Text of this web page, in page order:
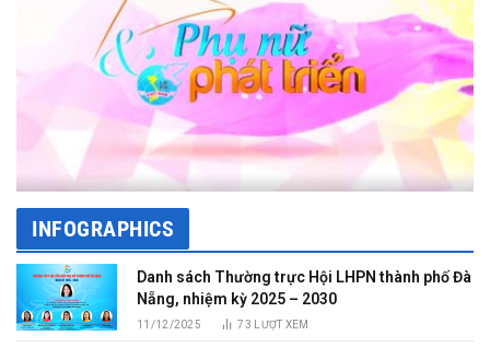
INFOGRAPHICS
Danh sách Thường trực Hội LHPN thành phố Đà
Nẵng, nhiệm kỳ 2025 – 2030
11/12/2025 73 LƯỢT XEM